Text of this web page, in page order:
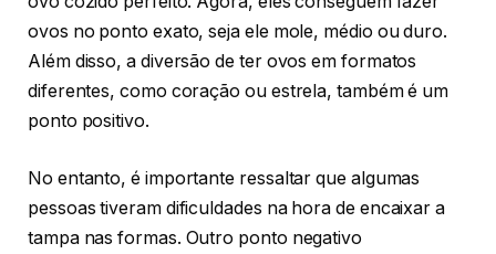
ovos no ponto exato, seja ele mole, médio ou duro.
Além disso, a diversão de ter ovos em formatos
diferentes, como coração ou estrela, também é um
ponto positivo.
No entanto, é importante ressaltar que algumas
pessoas tiveram dificuldades na hora de encaixar a
tampa nas formas. Outro ponto negativo